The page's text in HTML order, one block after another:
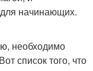
начинающих.
необходимо
список того, что